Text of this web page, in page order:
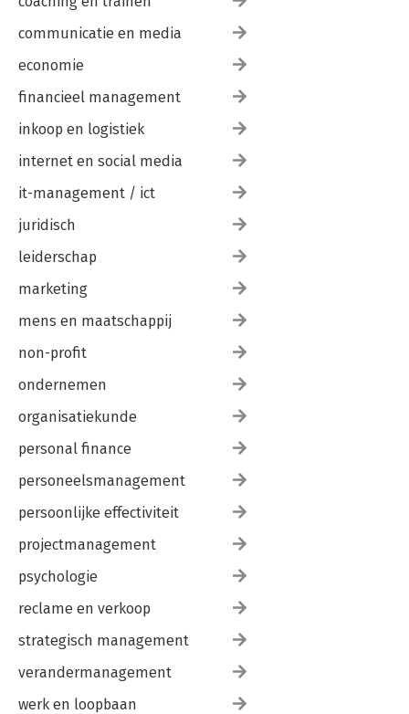
communicatie en media
economie
financieel management
inkoop en logistiek
internet en social media
it-management / ict
juridisch
leiderschap
marketing
mens en maatschappij
non-profit
ondernemen
organisatiekunde
personal finance
personeelsmanagement
persoonlijke effectiviteit
projectmanagement
psychologie
reclame en verkoop
strategisch management
verandermanagement
werk en loopbaan